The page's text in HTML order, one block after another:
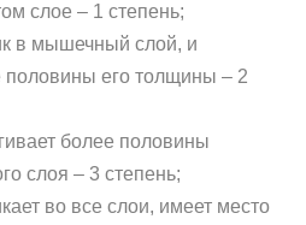
слое – 1 степень;
в мышечный слой, и
половины его толщины – 2
более половины
слоя – 3 степень;
во все слои, имеет место